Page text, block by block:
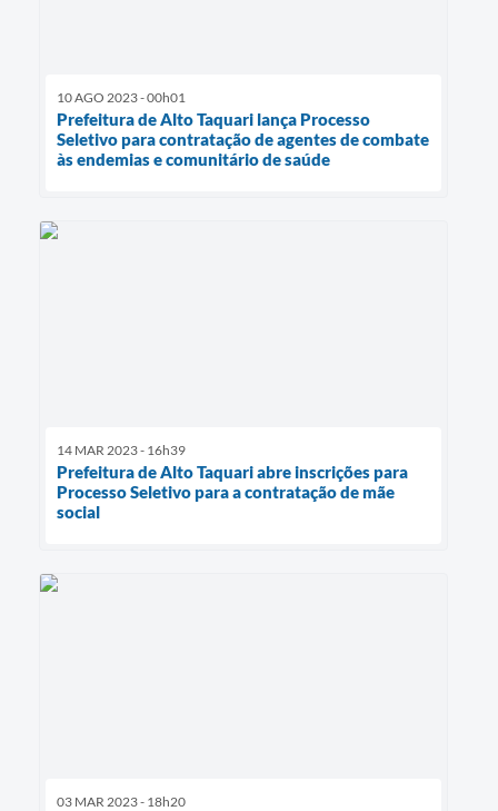
10 AGO 2023 - 00h01
Prefeitura de Alto Taquari lança Processo
Seletivo para contratação de agentes de combate
às endemias e comunitário de saúde
14 MAR 2023 - 16h39
Prefeitura de Alto Taquari abre inscrições para
Processo Seletivo para a contratação de mãe
social
03 MAR 2023 - 18h20